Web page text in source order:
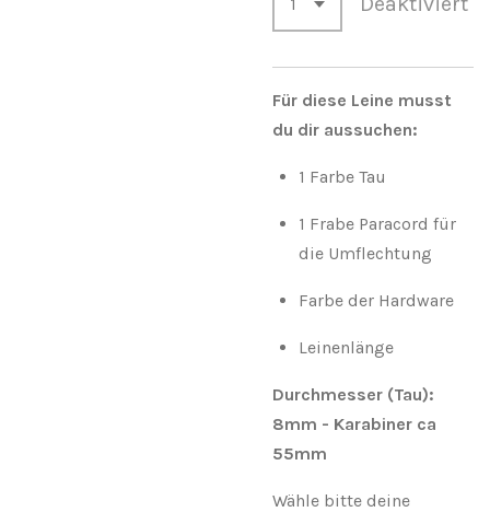
Für diese Leine musst
du dir aussuchen:
1 Farbe Tau
1 Frabe Paracord für
die Umflechtung
Farbe der Hardware
Leinenlänge
Durchmesser (Tau):
8mm - Karabiner ca
55mm
Wähle bitte deine